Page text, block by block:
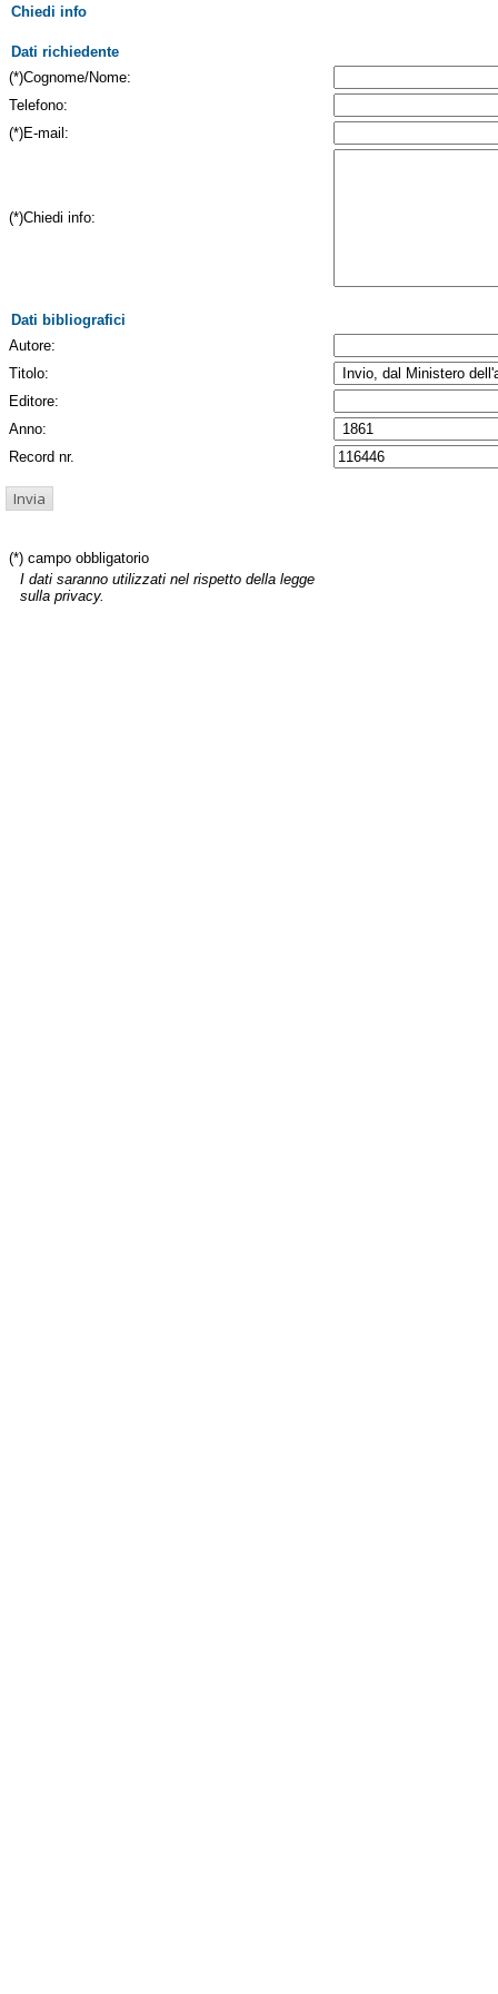
Chiedi info
Dati richiedente
(*)Cognome/Nome:
Telefono:
(*)E-mail:
(*)Chiedi info:
Dati bibliografici
Autore:
Titolo:
Editore:
Anno:
Record nr.
(*) campo obbligatorio
I dati saranno utilizzati nel rispetto della legge
sulla privacy.